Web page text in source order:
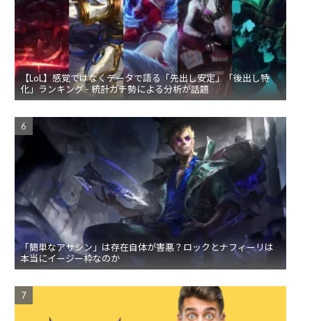
【LoL】感覚ではなくデータで語る「先出し安定」「後出し特
化」ランキング - 統計ガチ勢による分析が話題
「簡単なアサシン」は存在自体が害悪？ロックとナフィーリは
本当にイージー枠なのか